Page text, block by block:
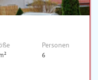
Personen
6